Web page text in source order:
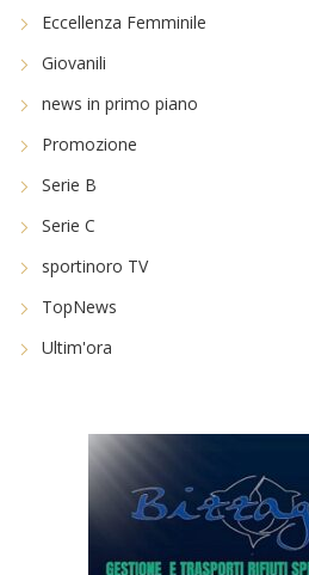
Eccellenza Femminile
Giovanili
news in primo piano
Promozione
Serie B
Serie C
sportinoro TV
TopNews
Ultim'ora